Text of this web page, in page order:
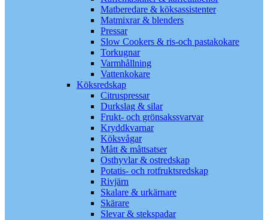
Matberedare & köksassistenter
Matmixrar & blenders
Pressar
Slow Cookers & ris-och pastakokare
Torkugnar
Varmhållning
Vattenkokare
Köksredskap
Citruspressar
Durkslag & silar
Frukt- och grönsakssvarvar
Kryddkvarnar
Köksvågar
Mått & måttsatser
Osthyvlar & ostredskap
Potatis- och rotfruktsredskap
Rivjärn
Skalare & urkärnare
Skärare
Slevar & stekspadar